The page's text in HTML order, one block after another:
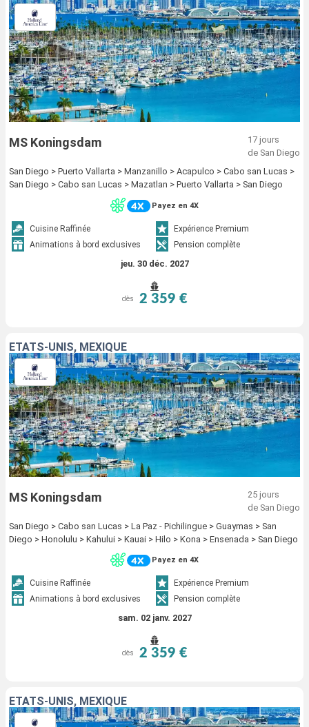
MS Koningsdam
17 jours
de San Diego
San Diego > Puerto Vallarta > Manzanillo > Acapulco > Cabo san Lucas >
San Diego > Cabo san Lucas > Mazatlan > Puerto Vallarta > San Diego
Payez en 4X
Cuisine Raffinée
Expérience Premium
Animations à bord exclusives
Pension complète
jeu. 30 déc. 2027
dès 2 359 €
ÉTATS-UNIS, MEXIQUE
MS Koningsdam
25 jours
de San Diego
San Diego > Cabo san Lucas > La Paz - Pichilingue > Guaymas > San
Diego > Honolulu > Kahului > Kauai > Hilo > Kona > Ensenada > San Diego
Payez en 4X
Cuisine Raffinée
Expérience Premium
Animations à bord exclusives
Pension complète
sam. 02 janv. 2027
dès 2 359 €
ÉTATS-UNIS, MEXIQUE